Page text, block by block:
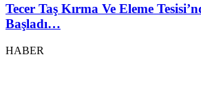
Tecer Taş Kırma Ve Eleme
Başladı…
HABER